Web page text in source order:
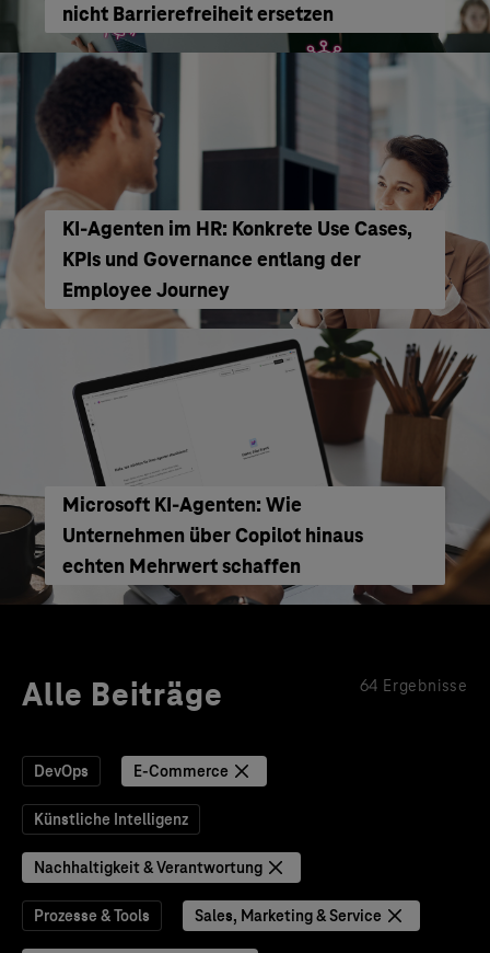
nicht Barrierefreiheit ersetzen
KI‑Agenten im HR: Konkrete Use Cases,
KPIs und Governance entlang der
Employee Journey
Microsoft KI-Agenten: Wie
Unternehmen über Copilot hinaus
echten Mehrwert schaffen
Alle Beiträge 64 Ergebnisse
DevOps E-Commerce
Künstliche Intelligenz
Nachhaltigkeit & Verantwortung
Prozesse & Tools Sales, Marketing & Service